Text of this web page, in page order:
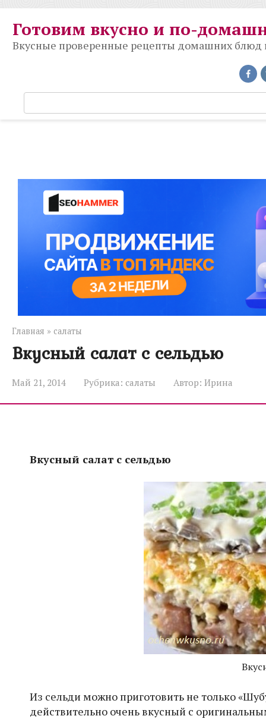
контенту
Готовим вкусно и по-
Вкусные проверенные рецепты домашних блюд
о
Главная » салаты
Вкусный салат с сельдью
Май 21, 2014 Рубрика: салаты Автор: Ирина
Вкусный салат с сельдью
Из сельди можно приготовить не только
действительно очень вкусный с